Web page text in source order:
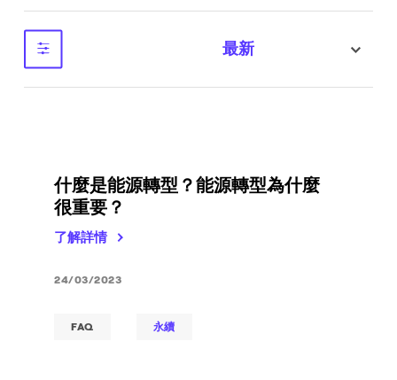
什麼是能源轉型？能源轉型為什麼
很重要？
了解詳情
FAQ 永續
24/03/2023